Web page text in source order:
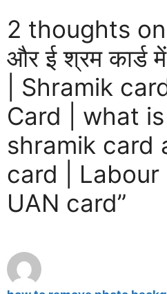
2 thoughts on
और ई श्रम कार्ड
| Shramik
Card | what
shramik card
card | Labour
UAN card”